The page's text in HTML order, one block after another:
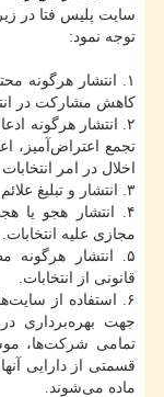
سایت پلیس فتا در
توجه نمود:
۱. انتشار هرگونه
کاهش مشارکت در
۲. انتشار هرگونه
تجمع اعتراض‌آمیز‌،
اخلال در امر انتخابات
۳. انتشار و تبلیغ علائم تحریم انتخابات گروه‌های ضد‌انقلاب و معاند.
۴. انتشار هجو یا
مجازی علیه انتخابات.
۵. انتشار
قانونی از انتخابات.
۶. استفاده از
جهت بهره‌برداری در
تمامی شرکت‌ها‌،
قسمتی از دارایی
ماده می‌شوند.